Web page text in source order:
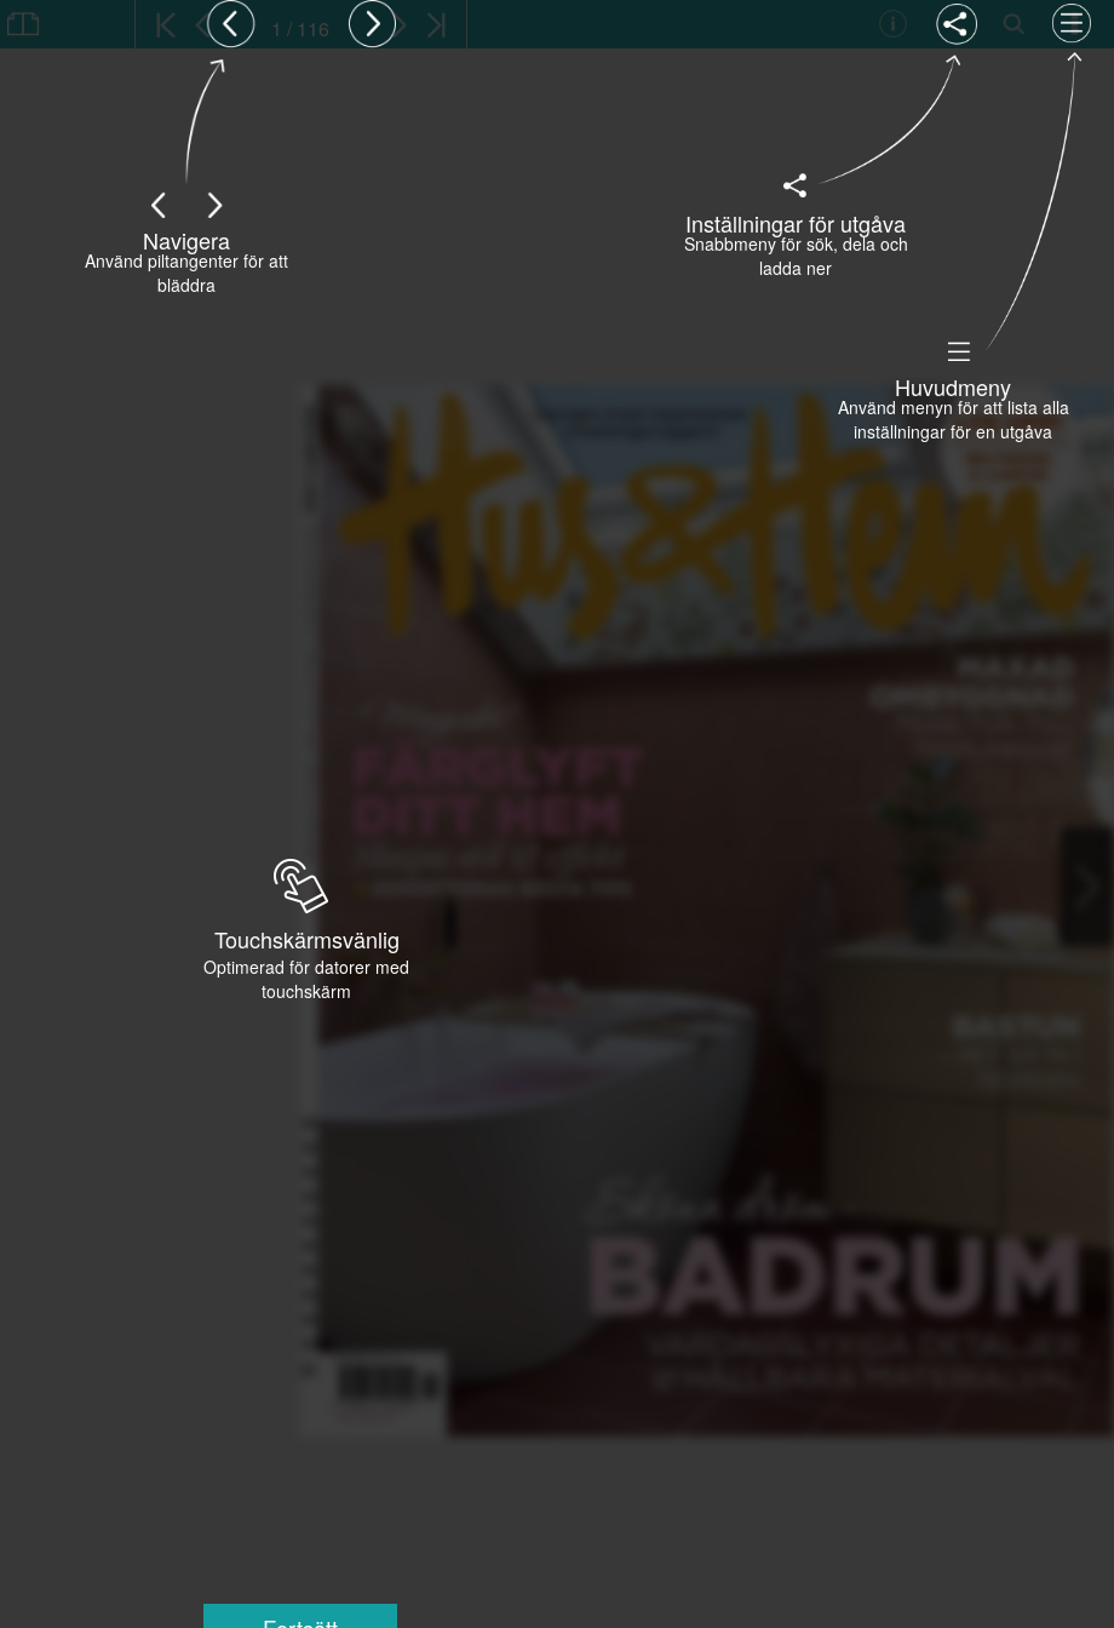
Huvudmeny
Använd menyn för att lista alla
inställningar för en utgåva
Touchskärmsvänlig
Optimerad för datorer med
touchskärm
Navigera
Använd piltangenter för att
bläddra
Inställningar för utgåva
Snabbmeny för sök, dela och
ladda ner
1 / 116